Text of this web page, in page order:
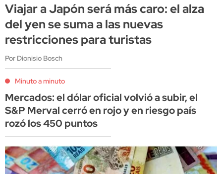
Viajar a Japón será más caro: el alza
del yen se suma a las nuevas
restricciones para turistas
Por Dionisio Bosch
Minuto a minuto
Mercados: el dólar oficial volvió a subir, el
S&P Merval cerró en rojo y en riesgo país
rozó los 450 puntos